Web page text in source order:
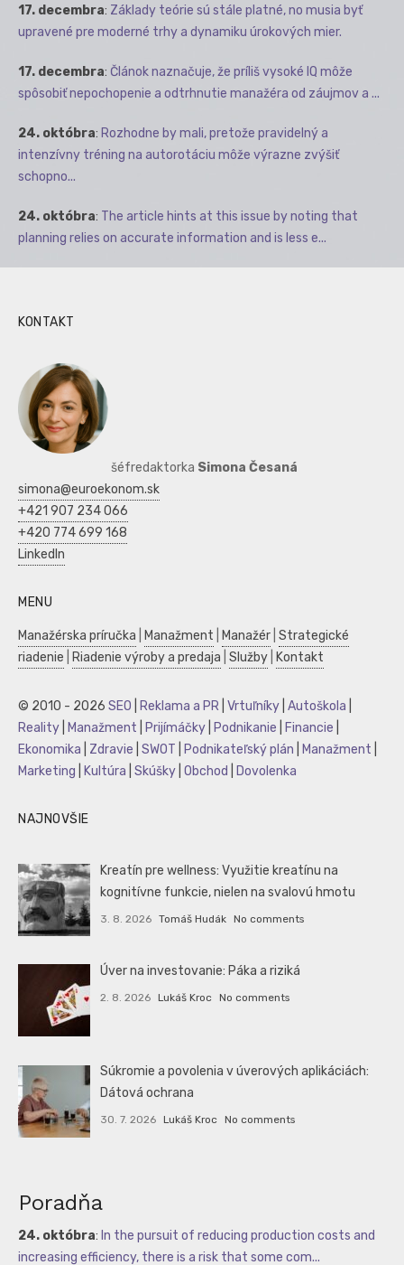
17. decembra: Základy teórie sú stále platné, no musia byť
upravené pre moderné trhy a dynamiku úrokových mier.
17. decembra: Článok naznačuje, že príliš vysoké IQ môže
spôsobiť nepochopenie a odtrhnutie manažéra od záujmov a ...
24. októbra: Rozhodne by mali, pretože pravidelný a
intenzívny tréning na autorotáciu môže výrazne zvýšiť
schopno...
24. októbra: The article hints at this issue by noting that
planning relies on accurate information and is less e...
KONTAKT
šéfredaktorka Simona Česaná
simona@euroekonom.sk
+421 907 234 066
+420 774 699 168
LinkedIn
MENU
Manažérska príručka Manažment Manažér Strategické
riadenie
Riadenie výroby a predaja Služby Kontakt
© 2010 - 2026 SEO Reklama a PR Vrtuľníky Autoškola
Reality
Manažment Prijímáčky Podnikanie Financie
Ekonomika
Zdravie SWOT Podnikateľský plán Manažment
Marketing
Kultúra Skúšky Obchod Dovolenka
NAJNOVŠIE
Kreatín pre wellness: Využitie kreatínu na
kognitívne funkcie, nielen na svalovú hmotu
3. 8. 2026 Tomáš Hudák No comments
Úver na investovanie: Páka a riziká
2. 8. 2026 Lukáš Kroc No comments
Súkromie a povolenia v úverových aplikáciách:
Dátová ochrana
30. 7. 2026 Lukáš Kroc No comments
Poradňa
24. októbra: In the pursuit of reducing production costs and
increasing efficiency, there is a risk that some com...